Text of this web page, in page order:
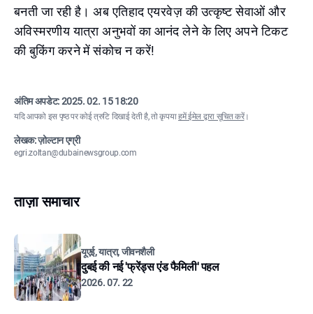
बनती जा रही है। अब एतिहाद एयरवेज़ की उत्कृष्ट सेवाओं और
अविस्मरणीय यात्रा अनुभवों का आनंद लेने के लिए अपने टिकट
की बुकिंग करने में संकोच न करें!
अंतिम अपडेट:2025. 02. 15 18:20
यदि आपको इस पृष्ठ पर कोई त्रुटि दिखाई देती है, तो कृपयाहमें ईमेल द्वारा सूचित करें।
लेखक: ज़ोल्टान एग्री
egri.zoltan@dubainewsgroup.com
ताज़ा समाचार
यूएई, यात्रा, जीवनशैली
दुबई की नई 'फ्रेंड्स एंड फैमिली' पहल
2026. 07. 22